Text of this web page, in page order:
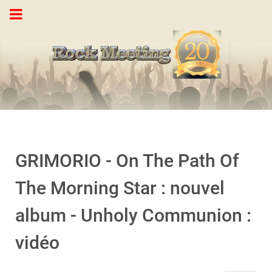
GRIMORIO - On The Path Of
The Morning Star : nouvel
album - Unholy Communion :
vidéo